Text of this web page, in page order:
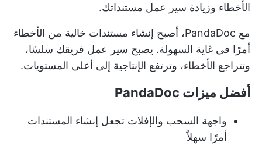
الأخطاء وزيادة سير عمل مستنداتك.
مع PandaDoc، أصبح إنشاء مستندات خالية من الأخطاء
أمرًا في غاية السهولة. يصبح سير عمل فريقك سلسًا،
وتتراجع الأخطاء، وترتفع الإنتاجية إلى أعلى المستويات.
أفضل ميزات PandaDoc
واجهة السحب والإفلات تجعل إنشاء المستندات
أمرًا سهلاً